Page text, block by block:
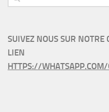
SUIVEZ NOUS SUR NOTRE
LIEN
HTTPS://